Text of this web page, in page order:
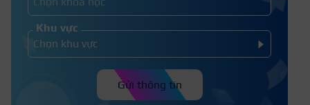
Khu vực
Gửi thông tin